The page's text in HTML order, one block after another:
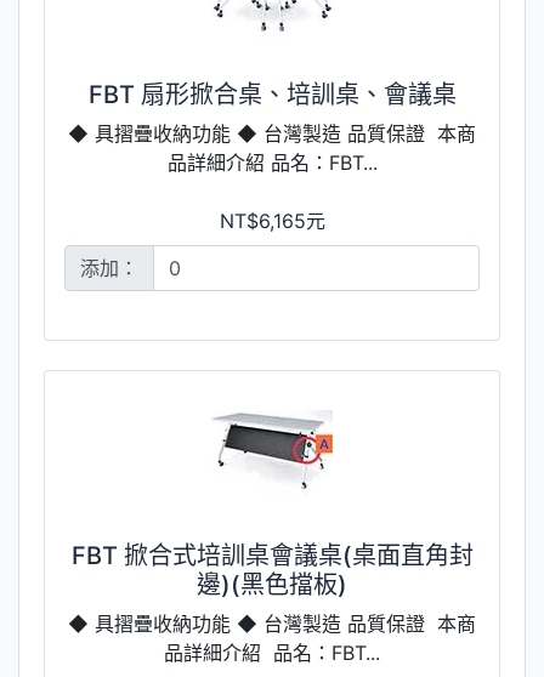
FBT 扇形掀合桌、培訓桌、會議桌
◆ 具摺疊收納功能 ◆ 台灣製造 品質保證 本商
品詳細介紹 品名：FBT...
NT$6,165元
添加：
FBT 掀合式培訓桌會議桌(桌面直角封
邊)(黑色擋板)
◆ 具摺疊收納功能 ◆ 台灣製造 品質保證 本商
品詳細介紹 品名：FBT...